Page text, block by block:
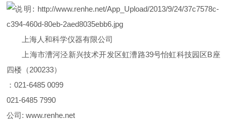
上海人和科学仪器有限公司
上海市漕河泾新兴技术开发区虹漕路39号怡虹科技园区B 座
四楼（200233）
：021-6485 0099
021-6485 7990
公司: www.renhe.net